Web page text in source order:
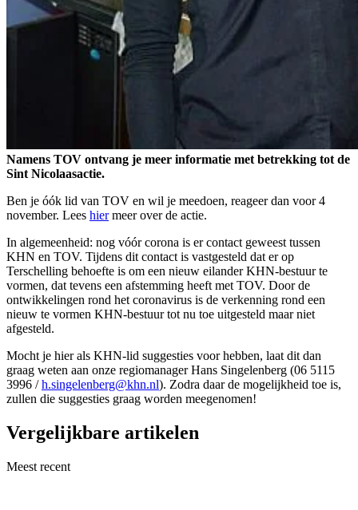
Namens TOV ontvang je meer informatie met betrekking tot de
Sint Nicolaasactie.
Ben je óók lid van TOV en wil je meedoen, reageer dan voor 4
november. Lees hiermeer over de actie.
In algemeenheid: nog vóór corona is er contact geweest tussen
KHN en TOV. Tijdens dit contact is vastgesteld dat er op
Terschelling behoefte is om een nieuw eilander KHN-bestuur te
vormen, dat tevens een afstemming heeft met TOV. Door de
ontwikkelingen rond het coronavirus is de verkenning rond een
nieuw te vormen KHN-bestuur tot nu toe uitgesteld maar niet
afgesteld.
Mocht je hier als KHN-lid suggesties voor hebben, laat dit dan
graag weten aan onze regiomanager Hans Singelenberg (06 5115
3996 /h.singelenberg@khn.nl). Zodra daar de mogelijkheid toe is,
zullen die suggesties graag worden meegenomen!
Vergelijkbare artikelen
Meest recent